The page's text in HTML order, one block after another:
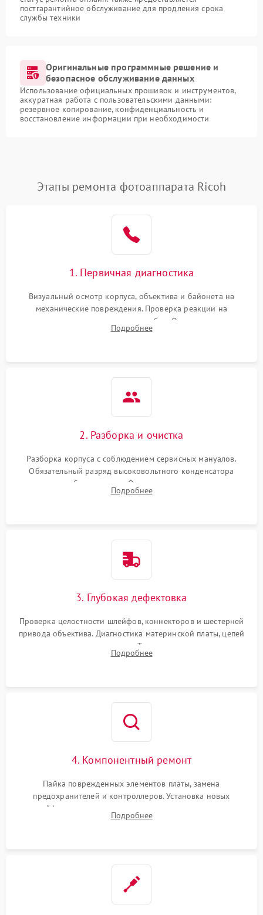
постгарантийное обслуживание для продления срока
службы техники
Оригинальные программные решение и
безопасное обслуживание данных
Использование официальных прошивок и инструментов,
аккуратная работа с пользовательскими данными:
резервное копирование, конфиденциальность и
восстановление информации при необходимости
Этапы ремонта фотоаппарата Ricoh
1. Первичная диагностика
Визуальный осмотр корпуса, объектива и байонета на
механические повреждения. Проверка реакции на
включение, считывание кодов ошибок. Оценка состояния
матрицы и затвора, проверка работы автофокуса и вспышки.
Подробнее
2. Разборка и очистка
Разборка корпуса с соблюдением сервисных мануалов.
Обязательный разряд высоковольтного конденсатора
вспышки для безопасности. Очистка внутренних узлов от
пыли, песка и следов влаги с помощью спецсредств.
Подробнее
3. Глубокая дефектовка
Проверка целостности шлейфов, коннекторов и шестерней
привода объектива. Диагностика материнской платы, цепей
питания и картоприемника. Тестирование механизма
затвора и блока внутрикамерной стабилизации.
Подробнее
4. Компонентный ремонт
Пайка поврежденных элементов платы, замена
предохранителей и контроллеров. Установка новых
шлейфов, дисплея, механизма затвора или двигателя
автофокуса. Восстановление геометрии тубуса объектива
Подробнее